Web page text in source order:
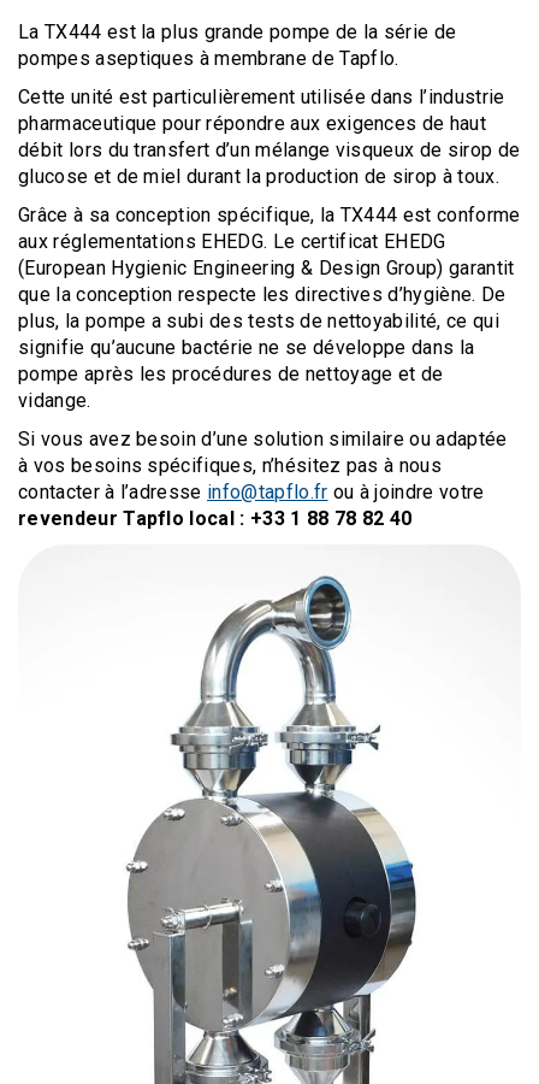
La TX444 est la plus grande pompe de la série de
pompes aseptiques à membrane de Tapflo.
Cette unité est particulièrement utilisée dans l’industrie
pharmaceutique pour répondre aux exigences de haut
débit lors du transfert d’un mélange visqueux de sirop de
glucose et de miel durant la production de sirop à toux.
Grâce à sa conception spécifique, la TX444 est conforme
aux réglementations EHEDG. Le certificat EHEDG
(European Hygienic Engineering & Design Group) garantit
que la conception respecte les directives d’hygiène. De
plus, la pompe a subi des tests de nettoyabilité, ce qui
signifie qu’aucune bactérie ne se développe dans la
pompe après les procédures de nettoyage et de
vidange.
Si vous avez besoin d’une solution similaire ou adaptée
à vos besoins spécifiques, n’hésitez pas à nous
contacter à l’adresse info@tapflo.fr ou à joindre votre
revendeur Tapflo local : +33 1 88 78 82 40